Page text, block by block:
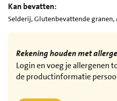
Kan bevatten:
Selderij, Glutenbevattende granen,
Rekening houden met
Login en voeg je allergenen
de productinformatie